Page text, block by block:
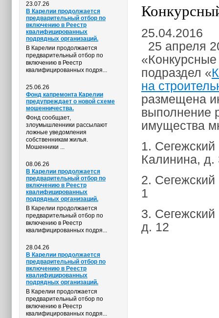
23.07.26
В Карелии продолжается
предварительный отбор по
включению в Реестр
квалифицированных
подрядных организаций.
В Карелии продолжается
предварительный отбор по
включению в Реестр
квалифицированных подря...
25.06.26
Фонд капремонта Карелии
предупреждает о новой схеме
мошенничества.
Фонд сообщает,
злоумышленники рассылают
ложные уведомления
собственникам жилья.
Мошенники ...
08.06.26
В Карелии продолжается
предварительный отбор по
включению в Реестр
квалифицированных
подрядных организаций.
В Карелии продолжается
предварительный отбор по
включению в Реестр
квалифицированных подря...
28.04.26
В Карелии продолжается
предварительный отбор по
включению в Реестр
квалифицированных
подрядных организаций.
В Карелии продолжается
предварительный отбор по
включению в Реестр
квалифицированных подря...
25.04.2016
25 апреля
подраздел «
на
размещена
выполнение
имущества
1.
Калинина, д.
2.
1
3.
д. 12